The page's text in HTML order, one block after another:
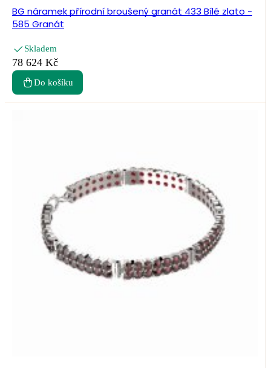
BG náramek přírodní broušený granát 433 Bílé zlato -
585 Granát
Skladem
78 624 Kč
Do košíku